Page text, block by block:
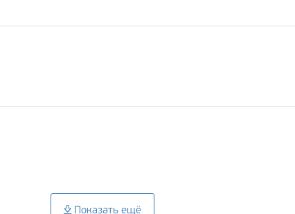
Показать ещё